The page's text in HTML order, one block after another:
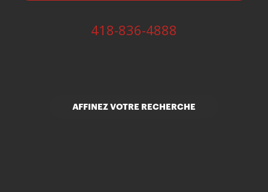
418-836-4888
AFFINEZ VOTRE RECHERCHE